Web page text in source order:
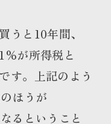
うと10年間、
が所得税と
す。上記のよう
ほうが
るということ